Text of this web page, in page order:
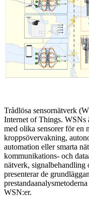
Trådlösa sensornätverk
Internet of Things. WSNs
med olika sensorer för en
kroppsövervakning,
automation eller smarta
kommunikations- och
nätverk,
presenterar de
WSN:er.